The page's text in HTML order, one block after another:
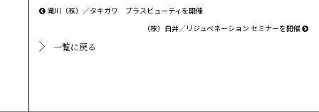
滝川（株）／タキガワ プラスビューティを開催
（株）白井／リジュベネーション セミナーを開催
一覧に戻る